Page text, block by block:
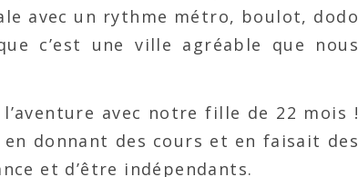
avec un rythme métro, boulot, dodo
c’est une ville agréable que nous
avec notre fille de 22 mois !
donnant des cours et en faisait des
et d’être indépendants.